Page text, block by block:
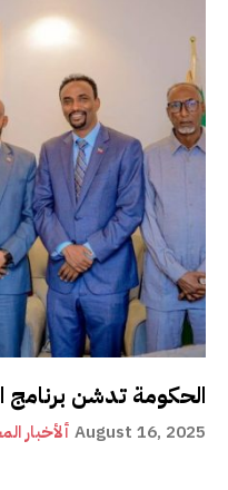
الحكومة تدشن برنامج
ألأخبار August 16, 2025